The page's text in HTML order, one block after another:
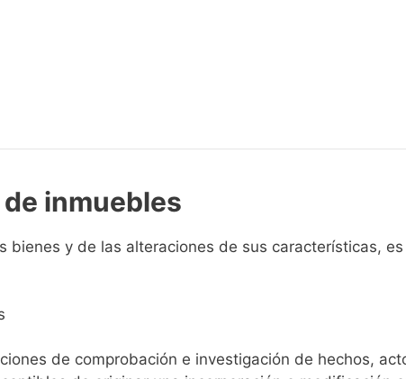
inmuebles
bienes y de las alteraciones de sus características,
de comprobación e investigación de hechos,